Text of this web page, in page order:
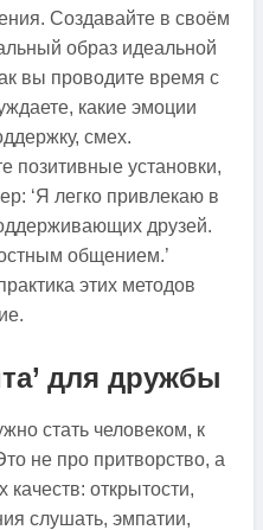
Создавайте в своём
образ идеальной
вы проводите время с
какие эмоции
смех.
позитивные установки,
‘Я легко привлекаю в
друзей.
общением.’
этих методов
для дружбы
стать человеком, к
не про притворство, а
открытости,
слушать, эмпатии,